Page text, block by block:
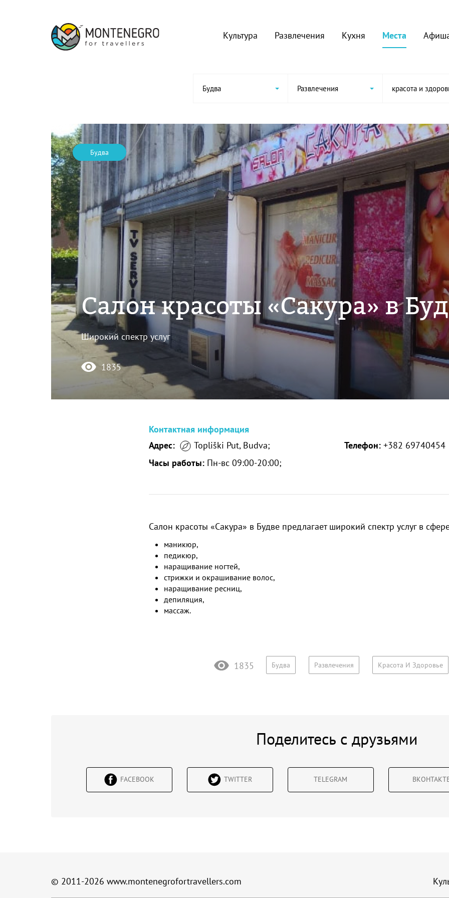
Культура Развлечения Кухня Места
Будва Развлечения красота и
Будва
Салон красоты «Сакура» в
Широкий спектр услуг
1835
Контактная информация
Адрес:
Topliški Put, Budva;
Часы работы: Пн-вс 09:00-20:00;
Телефон: +382 69740454
Салон красоты «Сакура» в Будве предлагает широкий спектр услуг в
маникюр,
педикюр,
наращивание ногтей,
стрижки и окрашивание волос,
наращивание ресниц,
депиляция,
массаж.
1835 Будва Развлечения Красота И Здоровье
Поделитесь с друзьями
FACEBOOK TWITTER TELEGRAM
© 2011-2026 www.montenegrofortravellers.com